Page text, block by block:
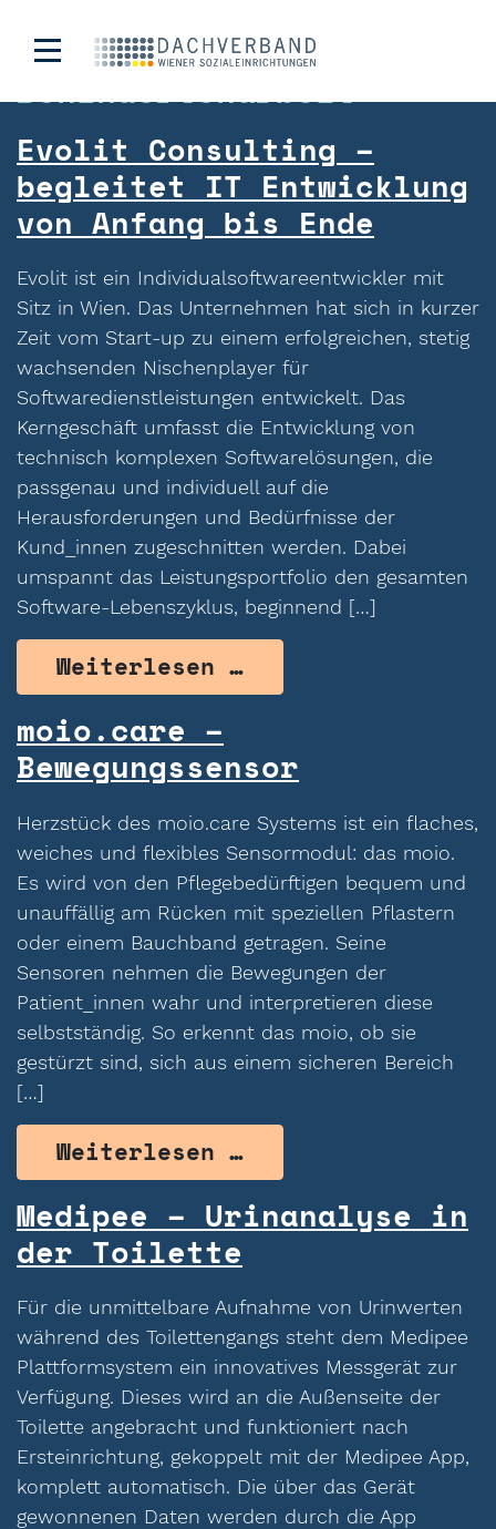
Kategorie:
Behindertenarbeit
Evolit Consulting –
begleitet IT Entwicklung
von Anfang bis Ende
Evolit ist ein Individualsoftwareentwickler mit
Sitz in Wien. Das Unternehmen hat sich in kurzer
Zeit vom Start-up zu einem erfolgreichen, stetig
wachsenden Nischenplayer für
Softwaredienstleistungen entwickelt. Das
Kerngeschäft umfasst die Entwicklung von
technisch komplexen Softwarelösungen, die
passgenau und individuell auf die
Herausforderungen und Bedürfnisse der
Kund_innen zugeschnitten werden. Dabei
umspannt das Leistungsportfolio den gesamten
Software-Lebenszyklus, beginnend […]
Weiterlesen …from Evolit
moio.care –
Bewegungssensor
Herzstück des moio.care Systems ist ein flaches,
weiches und flexibles Sensormodul: das moio.
Es wird von den Pflegebedürftigen bequem und
unauffällig am Rücken mit speziellen Pflastern
oder einem Bauchband getragen. Seine
Sensoren nehmen die Bewegungen der
Patient_innen wahr und interpretieren diese
selbstständig. So erkennt das moio, ob sie
gestürzt sind, sich aus einem sicheren Bereich
[…]
Weiterlesen …from moio.care –
Medipee – Urinanalyse in
der Toilette
Für die unmittelbare Aufnahme von Urinwerten
während des Toilettengangs steht dem Medipee
Plattformsystem ein innovatives Messgerät zur
Verfügung. Dieses wird an die Außenseite der
Toilette angebracht und funktioniert nach
Ersteinrichtung, gekoppelt mit der Medipee App,
komplett automatisch. Die über das Gerät
gewonnenen Daten werden durch die App